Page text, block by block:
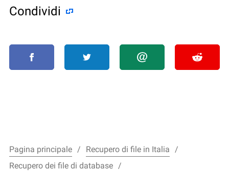
Condividi
Pagina principale
Recupero di file in Italia
Recupero dei file di database